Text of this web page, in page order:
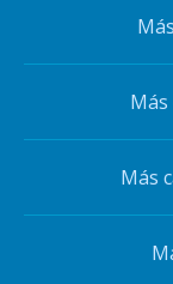
Más
Más